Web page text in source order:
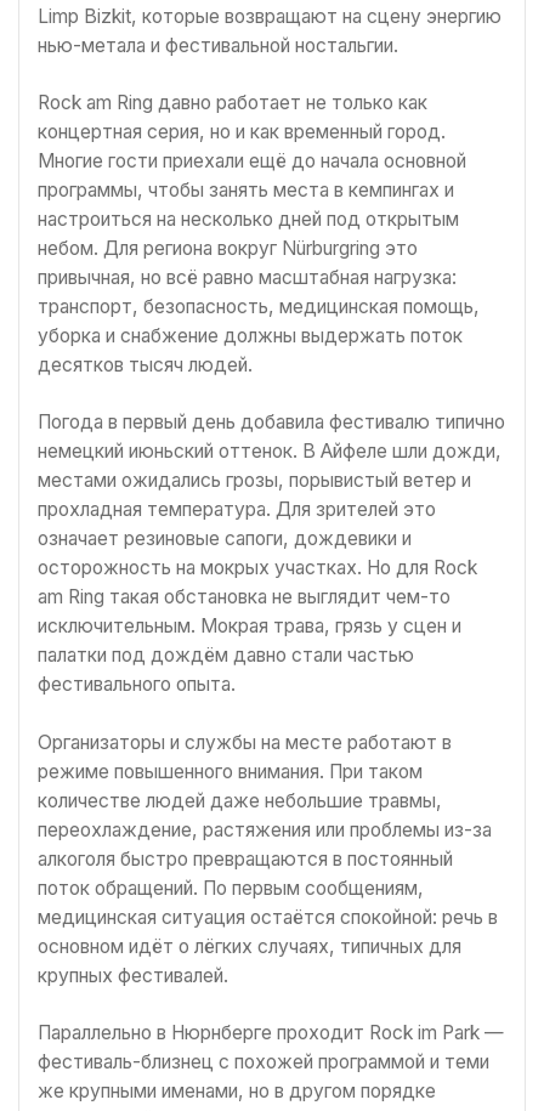
Limp Bizkit, которые возвращают на сцену энергию
нью-метала и фестивальной ностальгии.
Rock am Ring давно работает не только как
концертная серия, но и как временный город.
Многие гости приехали ещё до начала основной
программы, чтобы занять места в кемпингах и
настроиться на несколько дней под открытым
небом. Для региона вокруг Nürburgring это
привычная, но всё равно масштабная нагрузка:
транспорт, безопасность, медицинская помощь,
уборка и снабжение должны выдержать поток
десятков тысяч людей.
Погода в первый день добавила фестивалю типично
немецкий июньский оттенок. В Айфеле шли дожди,
местами ожидались грозы, порывистый ветер и
прохладная температура. Для зрителей это
означает резиновые сапоги, дождевики и
осторожность на мокрых участках. Но для Rock
am Ring такая обстановка не выглядит чем-то
исключительным. Мокрая трава, грязь у сцен и
палатки под дождём давно стали частью
фестивального опыта.
Организаторы и службы на месте работают в
режиме повышенного внимания. При таком
количестве людей даже небольшие травмы,
переохлаждение, растяжения или проблемы из-за
алкоголя быстро превращаются в постоянный
поток обращений. По первым сообщениям,
медицинская ситуация остаётся спокойной: речь в
основном идёт о лёгких случаях, типичных для
крупных фестивалей.
Параллельно в Нюрнберге проходит Rock im Park —
фестиваль-близнец с похожей программой и теми
же крупными именами, но в другом порядке